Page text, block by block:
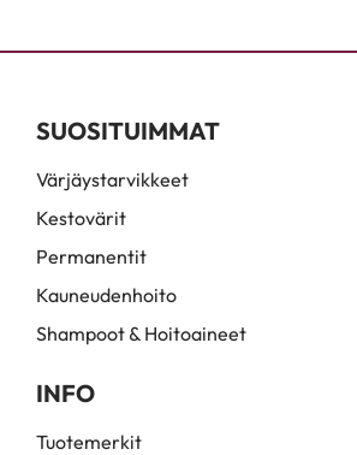
SUOSITUIMMAT
Värjäystarvikkeet
Kestovärit
Permanentit
Kauneudenhoito
Shampoot & Hoitoaineet
INFO
Tuotemerkit